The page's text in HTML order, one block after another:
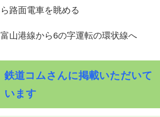
ら路面電車を眺める
富山港線から6の字運転の環状線へ
鉄道コムさんに掲載いただいて
います